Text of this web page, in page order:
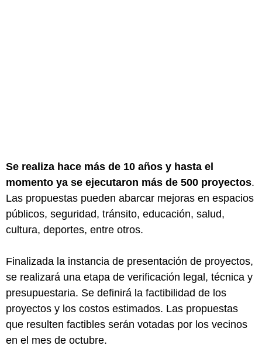
Se realiza hace más de 10 años y hasta el
momento ya se ejecutaron más de 500 proyectos.
Las propuestas pueden abarcar mejoras en espacios
públicos, seguridad, tránsito, educación, salud,
cultura, deportes, entre otros.
Finalizada la instancia de presentación de proyectos,
se realizará una etapa de verificación legal, técnica y
presupuestaria. Se definirá la factibilidad de los
proyectos y los costos estimados. Las propuestas
que resulten factibles serán votadas por los vecinos
en el mes de octubre.